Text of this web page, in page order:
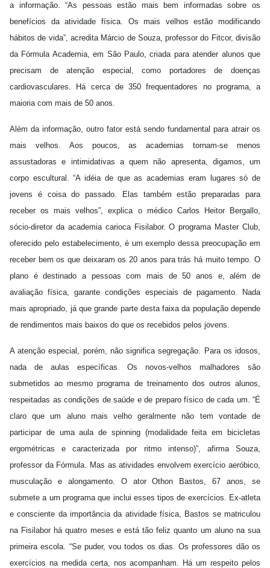
a informação. “As pessoas estão mais bem informadas sobre os
benefícios da atividade física. Os mais velhos estão modificando
hábitos de vida”, acredita Márcio de Souza, professor do Fitcor, divisão
da Fórmula Academia, em São Paulo, criada para atender alunos que
precisam de atenção especial, como portadores de doenças
cardiovasculares. Há cerca de 350 frequentadores no programa, a
maioria com mais de 50 anos.
Além da informação, outro fator está sendo fundamental para atrair os
mais velhos. Aos poucos, as academias tornam-se menos
assustadoras e intimidativas a quem não apresenta, digamos, um
corpo escultural. “A idéia de que as academias eram lugares só de
jovens é coisa do passado. Elas também estão preparadas para
receber os mais velhos”, explica o médico Carlos Heitor Bergallo,
sócio-diretor da academia carioca Fisilabor. O programa Master Club,
oferecido pelo estabelecimento, é um exemplo dessa preocupação em
receber bem os que deixaram os 20 anos para trás há muito tempo. O
plano é destinado a pessoas com mais de 50 anos e, além de
avaliação física, garante condições especiais de pagamento. Nada
mais apropriado, já que grande parte desta faixa da população depende
de rendimentos mais baixos do que os recebidos pelos jovens.
A atenção especial, porém, não significa segregação. Para os idosos,
nada de aulas específicas. Os novos-velhos malhadores são
submetidos ao mesmo programa de treinamento dos outros alunos,
respeitadas as condições de saúde e de preparo físico de cada um. “É
claro que um aluno mais velho geralmente não tem vontade de
participar de uma aula de spinning (modalidade feita em bicicletas
ergométricas e caracterizada por ritmo intenso)”, afirma Souza,
professor da Fórmula. Mas as atividades envolvem exercício aeróbico,
musculação e alongamento. O ator Othon Bastos, 67 anos, se
submete a um programa que inclui esses tipos de exercícios. Ex-atleta
e consciente da importância da atividade física, Bastos se matriculou
na Fisilabor há quatro meses e está tão feliz quanto um aluno na sua
primeira escola. “Se puder, vou todos os dias. Os professores dão os
exercícios na medida certa, nos acompanham. Há um respeito pelos